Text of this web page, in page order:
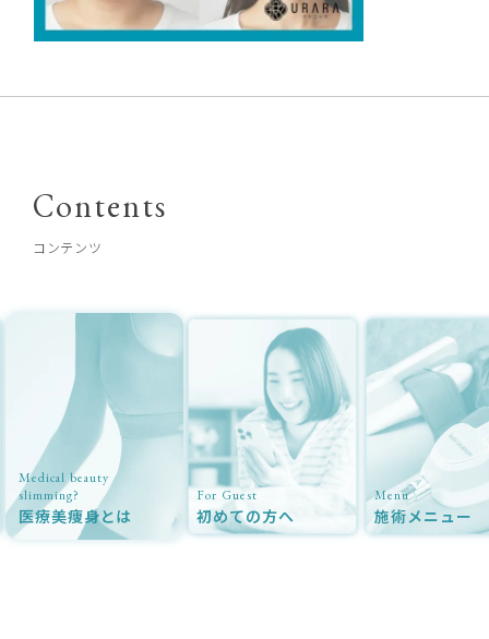
Contents
コンテンツ
Medical beauty
slimming?
医療美痩身とは
For Guest
初めての方へ
Menu
施術メニュー